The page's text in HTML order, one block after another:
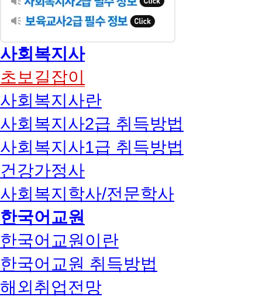
사회복지사
초보길잡이
사회복지사란
사회복지사2급 취득방법
사회복지사1급 취득방법
건강가정사
사회복지학사/전문학사
한국어교원
한국어교원이란
한국어교원 취득방법
해외취업전망